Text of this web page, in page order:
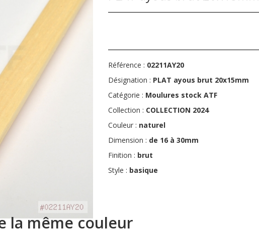
Référence : 02211AY20
Désignation : PLAT ayous brut 20x15mm
Catégorie : Moulures stock ATF
Collection : COLLECTION 2024
Couleur : naturel
Dimension : de 16 à 30mm
Finition : brut
Style : basique
la même couleur